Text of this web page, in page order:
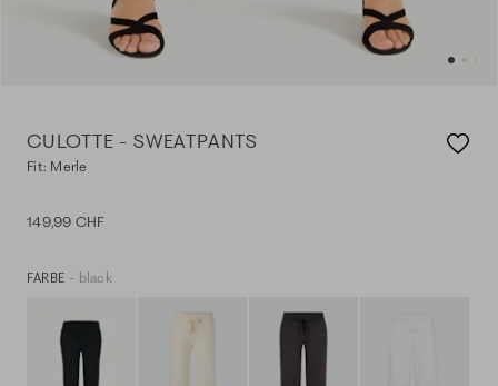
CULOTTE - SWEATPANTS
Fit: Merle
149,99 CHF
FARBE - black